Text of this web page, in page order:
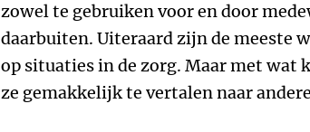
zowel te gebruiken voor en door
daarbuiten. Uiteraard zijn de meeste
op situaties in de zorg. Maar met wat
ze gemakkelijk te vertalen naar